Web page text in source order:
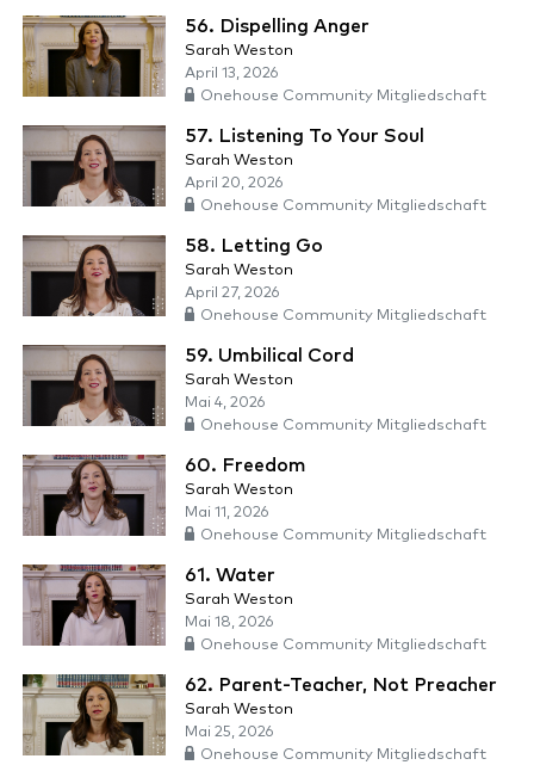
56. Dispelling Anger
Sarah Weston
April 13, 2026
Onehouse Community Mitgliedschaft
57. Listening To Your Soul
Sarah Weston
April 20, 2026
Onehouse Community Mitgliedschaft
58. Letting Go
Sarah Weston
April 27, 2026
Onehouse Community Mitgliedschaft
59. Umbilical Cord
Sarah Weston
Mai 4, 2026
Onehouse Community Mitgliedschaft
60. Freedom
Sarah Weston
Mai 11, 2026
Onehouse Community Mitgliedschaft
61. Water
Sarah Weston
Mai 18, 2026
Onehouse Community Mitgliedschaft
62. Parent-Teacher, Not Preacher
Sarah Weston
Mai 25, 2026
Onehouse Community Mitgliedschaft